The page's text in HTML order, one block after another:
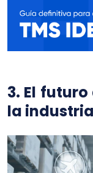
3. El
la